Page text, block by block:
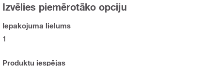
Izvēlies piemērotāko opciju
Iepakojuma lielums
1
Produktu iespējas